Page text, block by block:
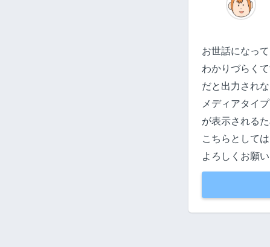
お世話になって
わかりづらく
だと出力され
メディアタイ
が表示される
こちらとして
よろしくお願い